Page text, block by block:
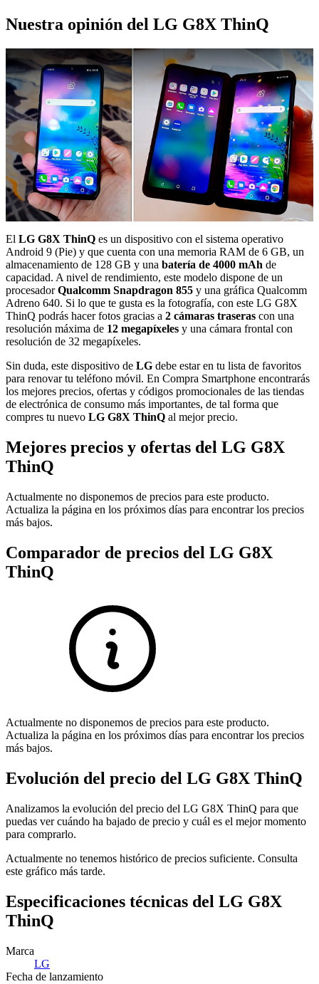
Nuestra opinión del LG G8X ThinQ
El LG G8X ThinQ es un dispositivo con el sistema operativo
Android 9 (Pie) y que cuenta con una memoria RAM de 6 GB, un
almacenamiento de 128 GB y una batería de 4000 mAh de
capacidad. A nivel de rendimiento, este modelo dispone de un
procesadorQualcomm Snapdragon 855 y una gráfica Qualcomm
Adreno 640. Si lo que te gusta es la fotografía, con este LG G8X
ThinQ podrás hacer fotos gracias a 2 cámaras traseras con una
resolución máxima de 12 megapíxeles y una cámara frontal con
resolución de 32 megapíxeles.
Sin duda, este dispositivo de LG debe estar en tu lista de favoritos
para renovar tu teléfono móvil. En Compra Smartphone encontrarás
los mejores precios, ofertas y códigos promocionales de las tiendas
de electrónica de consumo más importantes, de tal forma que
compres tu nuevo LG G8X ThinQ al mejor precio.
Mejores precios y ofertas del LG G8X
ThinQ
Actualmente no disponemos de precios para este producto.
Actualiza la página en los próximos días para encontrar los precios
más bajos.
Comparador de precios del LG G8X
ThinQ
Actualmente no disponemos de precios para este producto.
Actualiza la página en los próximos días para encontrar los precios
más bajos.
Evolución del precio del LG G8X ThinQ
Analizamos la evolución del precio del LG G8X ThinQ para que
puedas ver cuándo ha bajado de precio y cuál es el mejor momento
para comprarlo.
Actualmente no tenemos histórico de precios suficiente. Consulta
este gráfico más tarde.
Especificaciones técnicas del LG G8X
ThinQ
Marca
LG
Fecha de lanzamiento